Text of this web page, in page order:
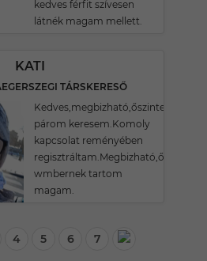
kedves férfit szívesen
látnék magam mellett.
KATI
TÁRSKERESŐ
Kedves,megbizható,őszinte
párom keresem.Komoly
kapcsolat reményében
regisztráltam.Megbizható,őszinte
wmbernek tartom
magam.
4 5 6 7